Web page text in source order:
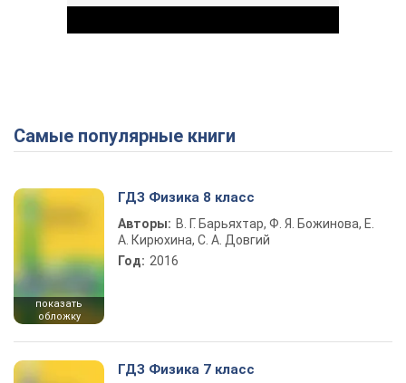
Play Video
Самые популярные книги
показать
обложку
ГДЗ Физика 8 класс
Авторы: В. Г. Барьяхтар, Ф. Я. Божинова, Е.
А. Кирюхина, С. А. Довгий
Год: 2016
ГДЗ Физика 7 класс